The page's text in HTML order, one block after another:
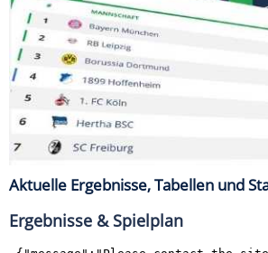
Aktuelle Ergebnisse, Tabellen und
Ergebnisse & Spielplan